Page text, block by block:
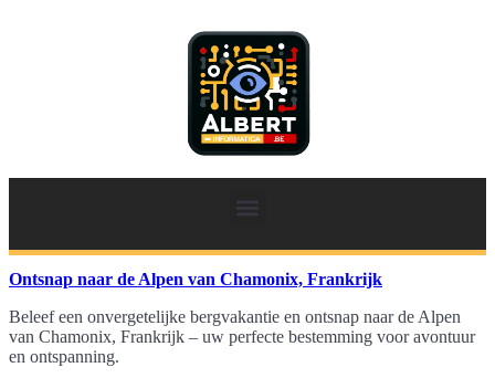
Ontsnap naar de Alpen van Chamonix, Frankrijk
Beleef een onvergetelijke bergvakantie en ontsnap naar de Alpen
van Chamonix, Frankrijk – uw perfecte bestemming voor avontuur
en ontspanning.